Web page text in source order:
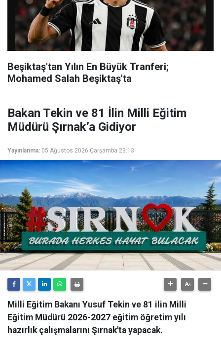
Beşiktaş'tan Yılın En Büyük Tranferi;
Mohamed Salah Beşiktaş'ta
Bakan Tekin ve 81 İlin Milli Eğitim
Müdürü Şırnak’a Gidiyor
Yayınlanma: 05 Ağustos 2026 Çarşamba 23:13
Milli Eğitim Bakanı Yusuf Tekin ve 81 ilin Milli
Eğitim Müdürü 2026-2027 eğitim öğretim yılı
hazırlık çalışmalarını Şırnak'ta yapacak.